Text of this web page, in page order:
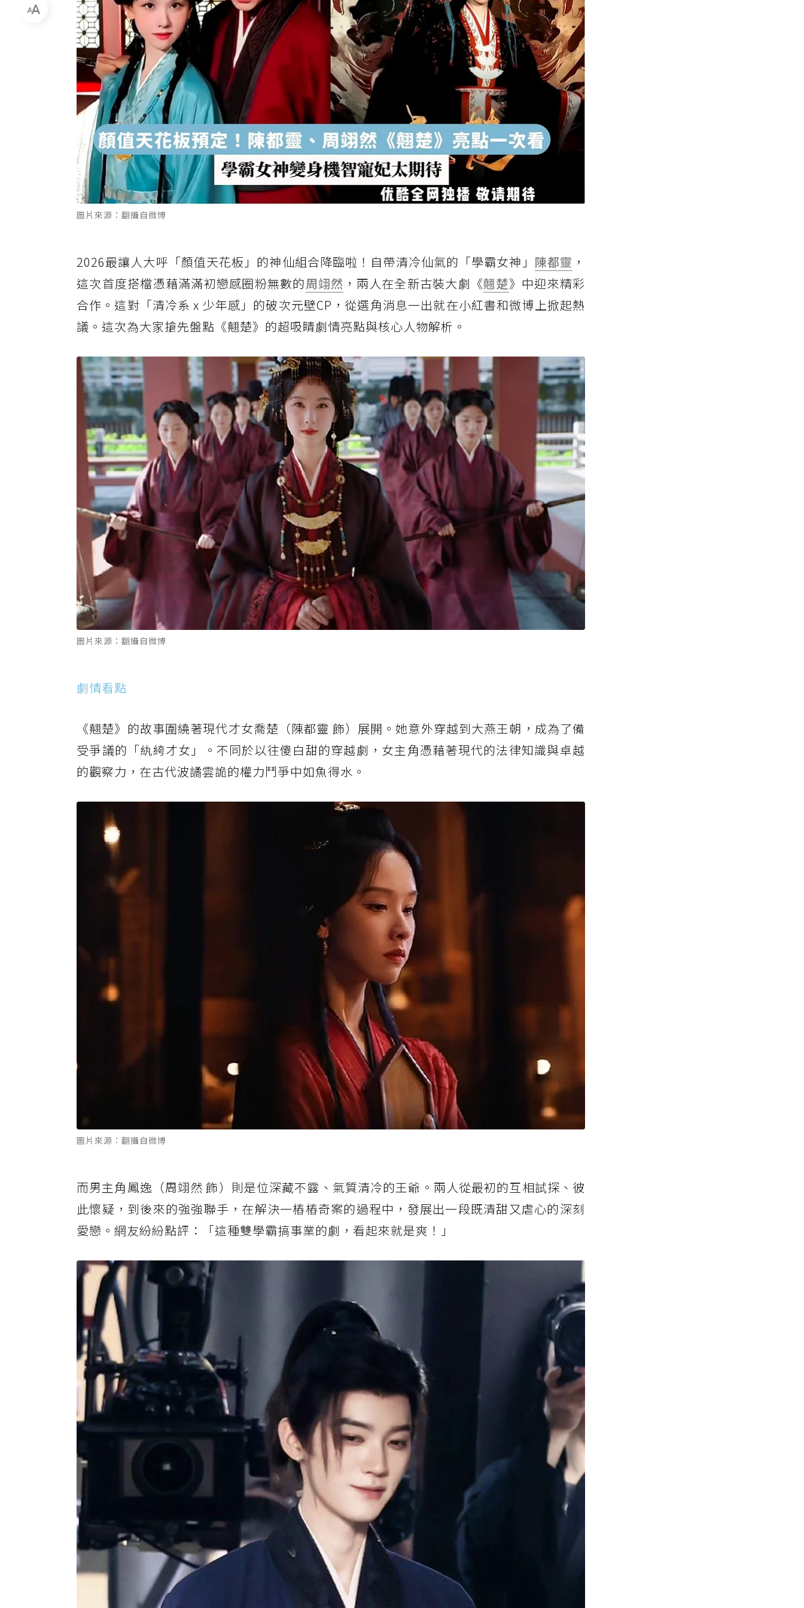
圖片來源：翻攝自微博
2026最讓人大呼「顏值天花板」的神仙組合降臨啦！自帶清冷仙氣的「學霸女神」 陳都靈 ，
這次首度搭檔憑藉滿滿初戀感圈粉無數的周翊然 ，兩人在全新古裝大劇《翹楚》中迎來精彩
合作。這對「清冷系 x 少年感」的破次元壁CP，從選角消息一出就在小紅書和微博上掀起熱
議。這次為大家搶先盤點《翹楚》的超吸睛劇情亮點與核心人物解析。
圖片來源：翻攝自微博
劇情看點
《翹楚》的故事圍繞著現代才女喬楚（陳都靈 飾）展開。她意外穿越到大燕王朝，成為了備
受爭議的「紈絝才女」。不同於以往傻白甜的穿越劇，女主角憑藉著現代的法律知識與卓越
的觀察力，在古代波譎雲詭的權力鬥爭中如魚得水。
圖片來源：翻攝自微博
而男主角鳳逸（周翊然 飾）則是位深藏不露、氣質清冷的王爺。兩人從最初的互相試探、彼
此懷疑，到後來的強強聯手，在解決一樁樁奇案的過程中，發展出一段既清甜又虐心的深刻
愛戀。網友紛紛點評：「這種雙學霸搞事業的劇，看起來就是爽！」